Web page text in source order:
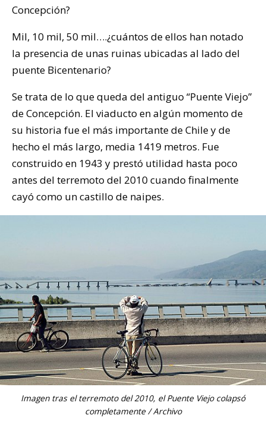
Concepción?
Mil, 10 mil, 50 mil….¿cuántos de ellos han notado
la presencia de unas ruinas ubicadas al lado del
puente Bicentenario?
Se trata de lo que queda del antiguo “Puente Viejo”
de Concepción. El viaducto en algún momento de
su historia fue el más importante de Chile y de
hecho el más largo, media 1419 metros. Fue
construido en 1943 y prestó utilidad hasta poco
antes del terremoto del 2010 cuando finalmente
cayó como un castillo de naipes.
Imagen tras el terremoto del 2010, el Puente Viejo colapsó
completamente / Archivo